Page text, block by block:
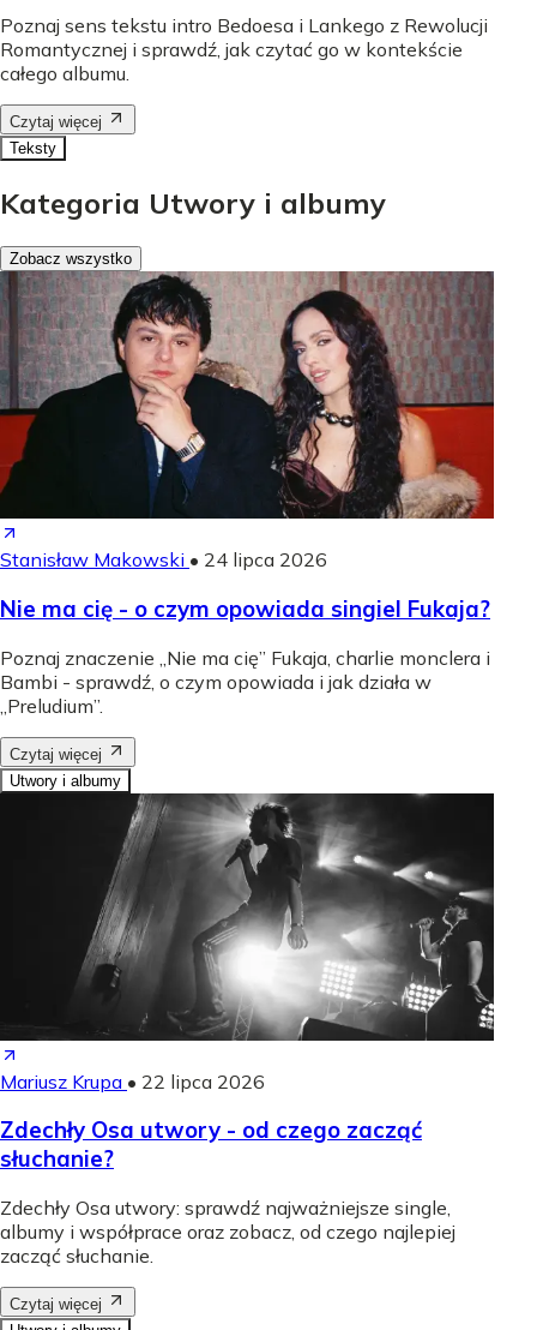
Poznaj sens tekstu intro Bedoesa i Lankego z Rewolucji
Romantycznej i sprawdź, jak czytać go w kontekście
całego albumu.
Czytaj więcej
Teksty
Kategoria Utwory i albumy
Zobacz wszystko
Stanisław Makowski • 24 lipca 2026
Nie ma cię - o czym opowiada singiel Fukaja?
Poznaj znaczenie „Nie ma cię” Fukaja, charlie monclera i
Bambi - sprawdź, o czym opowiada i jak działa w
„Preludium”.
Czytaj więcej
Utwory i albumy
Mariusz Krupa • 22 lipca 2026
Zdechły Osa utwory - od czego zacząć
słuchanie?
Zdechły Osa utwory: sprawdź najważniejsze single,
albumy i współprace oraz zobacz, od czego najlepiej
zacząć słuchanie.
Czytaj więcej